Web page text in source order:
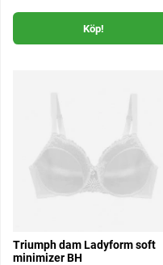
Köp!
Triumph dam Ladyform soft
minimizer BH